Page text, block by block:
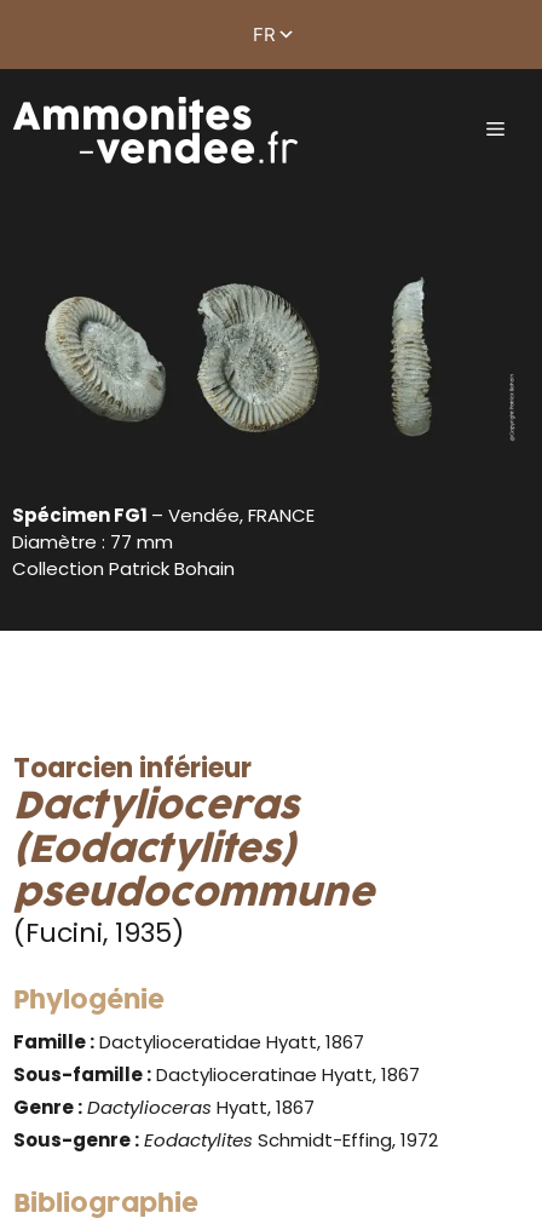
Spécimen FG1 – Vendée, FRANCE
Diamètre : 77 mm
Collection Patrick Bohain
Toarcien inférieur
Dactylioceras
(Eodactylites)
pseudocommune
(Fucini, 1935)
Phylogénie
Famille :Dactylioceratidae Hyatt, 1867
Sous-famille :Dactylioceratinae Hyatt, 1867
Genre : Dactylioceras Hyatt, 1867
Sous-genre : Eodactylites Schmidt-Effing, 1972
Bibliographie